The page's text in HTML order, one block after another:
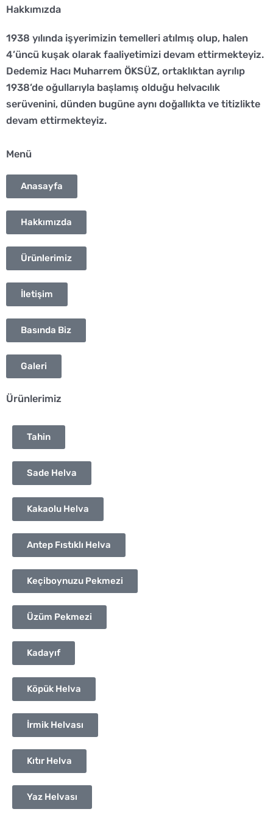
e
o
o
k
t
g
r
a
m
a
p
p
Hakkımızda
1938 yılında işyerimizin temelleri atılmış olup, halen
4’üncü kuşak olarak faaliyetimizi devam ettirmekteyiz.
Dedemiz Hacı Muharrem ÖKSÜZ, ortaklıktan ayrılıp
1938’de oğullarıyla başlamış olduğu helvacılık
serüvenini, dünden bugüne aynı doğallıkta ve titizlikte
devam ettirmekteyiz.
Menü
Anasayfa
Hakkımızda
Ürünlerimiz
İletişim
Basında Biz
Galeri
Ürünlerimiz
Tahin
Sade Helva
Kakaolu Helva
Antep Fıstıklı Helva
Keçiboynuzu Pekmezi
Üzüm Pekmezi
Kadayıf
Köpük Helva
İrmik Helvası
Kıtır Helva
Yaz Helvası